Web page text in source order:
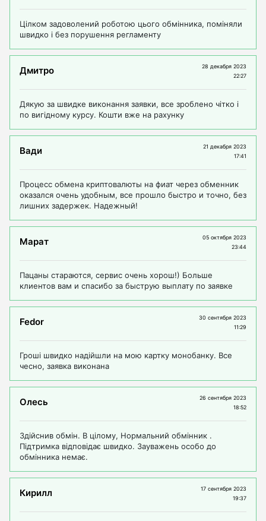
Цілком задоволений роботою цього обмінника, поміняли
швидко і без порушення регламенту
Дмитро
28 декабря 2023
22:27
Дякую за швидке виконання заявки, все зроблено чітко і
по вигідному курсу. Кошти вже на рахунку
Вади
21 декабря 2023
17:41
Процесс обмена криптовалюты на фиат через обменник
оказался очень удобным, все прошло быстро и точно, без
лишних задержек. Надежный!
Марат
05 октября 2023
23:44
Пацаны стараются, сервис очень хорош!) Больше
клиентов вам и спасибо за быструю выплату по заявке
Fedor
30 сентября 2023
11:29
Гроші швидко надійшли на мою картку монобанку. Все
чесно, заявка виконана
Олесь
26 сентября 2023
18:52
Здійснив обмін. В цілому, Нормальний обмінник .
Підтримка відповідає швидко. Зауважень особо до
обмінника немає.
Кирилл
17 сентября 2023
19:37